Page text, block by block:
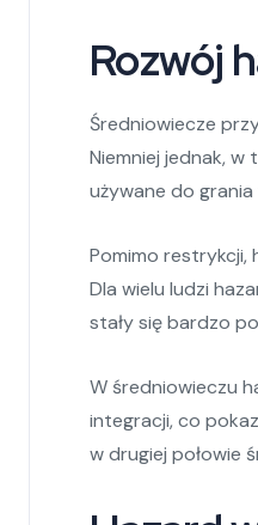
Rozwój
Średniowiecze
Niemniej jednak,
używane do
Pomimo restrykcji,
Dla wielu ludzi
stały się bardzo
W średniowieczu
integracji, co
w drugiej połowie